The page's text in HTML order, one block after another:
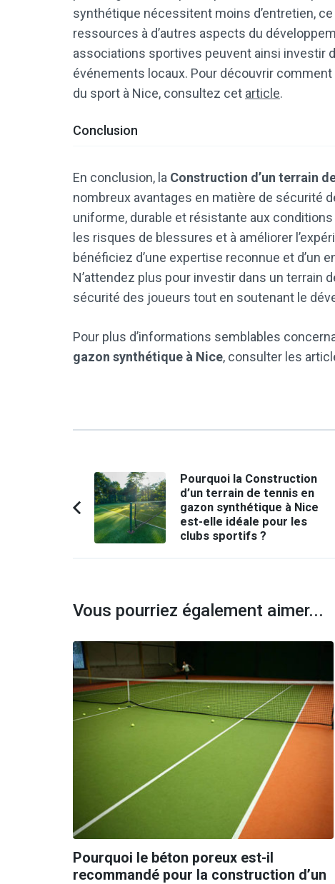
synthétique nécessitent moins d’entretien,
ressources à d’autres aspects du
associations sportives peuvent ainsi investir
événements locaux. Pour découvrir
du sport à Nice, consultez cet article.
Conclusion
En conclusion, la Construction d’un terrain
nombreux avantages en matière de sécurité
uniforme, durable et résistante aux
les risques de blessures et à améliorer
bénéficiez d’une expertise reconnue et d’un
N’attendez plus pour investir dans un terrain
sécurité des joueurs tout en soutenant le
Pour plus d’informations semblables
gazon synthétique à Nice, consulter les
Navigation
d'article
Article
précédent :
Pourquoi la Construction
d’un terrain de tennis en
gazon synthétique à Nice
est-elle idéale pour les
clubs sportifs ?
Vous pourriez également aimer...
Pourquoi le béton poreux est-il
recommandé pour la construction d’un